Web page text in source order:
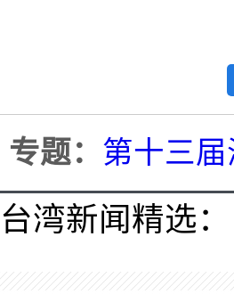
专题： 第十三
台湾新闻精选：